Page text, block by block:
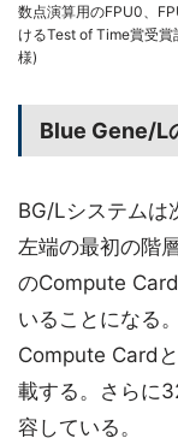
数点演算用のFPU0、
けるTest of Time賞受賞
様)
Blue Gene/L
BG/Lシステムは
左端の最初の階
のCompute
いることになる
Compute Card
載する。さらに
容している。